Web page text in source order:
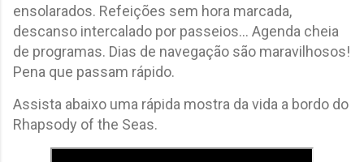
ensolarados. Refeições sem hora marcada,
descanso intercalado por passeios... Agenda cheia
de programas. Dias de navegação são maravilhosos!
Pena que passam rápido.
Assista abaixo uma rápida mostra da vida a bordo do
Rhapsody of the Seas.